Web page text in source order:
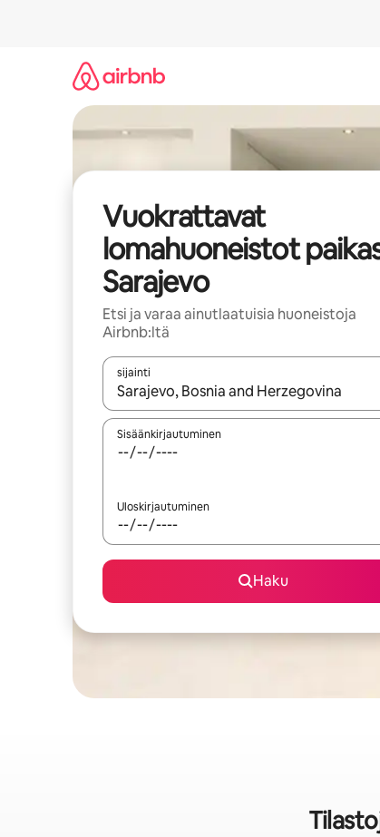
Vuokrattavat
lomahuoneistot
Sarajevo
Etsi ja varaa ainutlaatuisia huoneistoja
Airbnb:ltä
sijainti
Kun tulokset ovat saatavilla, navigoi ylös-
Sisäänkirjautuminen
Uloskirjautuminen
Haku